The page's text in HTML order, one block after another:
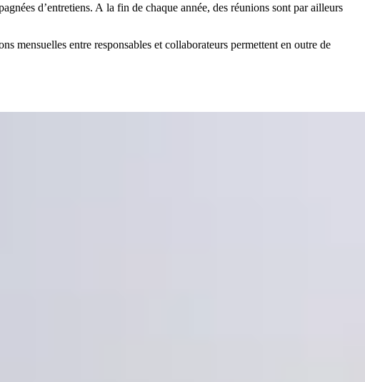
d’entretiens. A la fin de chaque année, des réunions sont par ailleurs
mensuelles entre responsables et collaborateurs permettent en outre de